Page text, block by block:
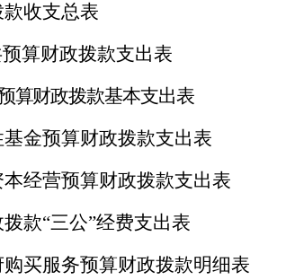
收支总表
算财政拨款支出表
算财政拨款基本支出表
金预算财政拨款支出表
经营预算财政拨款支出表
款“三公”经费支出表
买服务预算财政拨款明细表